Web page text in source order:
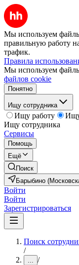
Мы используем
правильную работу
трафик.
Правила
Мы используем
файлов cookie
Понятно
Ищу сотрудника
Ищу работу
Ищу сотрудника
Сервисы
Помощь
Ещё
Поиск
Барыбино
Войти
Войти
Зарегистрироваться
Поиск
/
... /